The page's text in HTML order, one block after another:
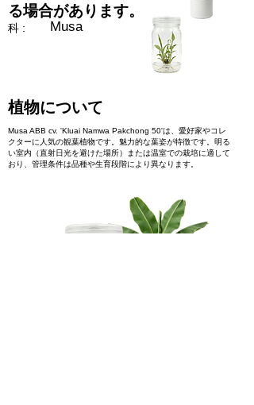
る場合があります。
科 : Musa
植物について
Musa ABB cv. 'Kluai Namwa Pakchong 50'は、愛好家やコレ
クターに人気の観葉植物です。魅力的な葉姿が特徴です。明る
い室内（直射日光を避けた場所）または温室での栽培に適して
おり、管理条件は品種や生育段階により異なります。